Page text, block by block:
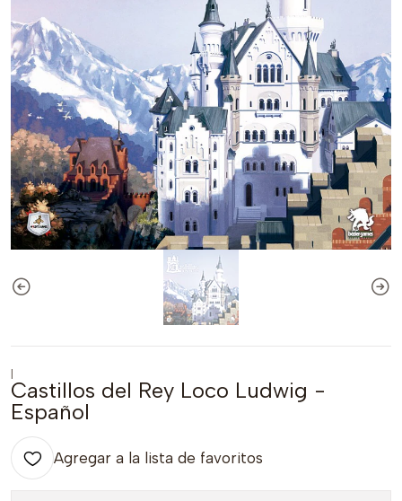
|
Castillos del Rey Loco Ludwig -
Español
Agregar a la lista de favoritos